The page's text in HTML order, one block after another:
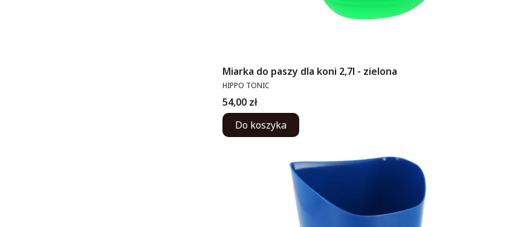
Miarka do paszy dla koni 2,7l - zielona
PRODUCENT
HIPPO TONIC
Cena
54,00 zł
Do koszyka